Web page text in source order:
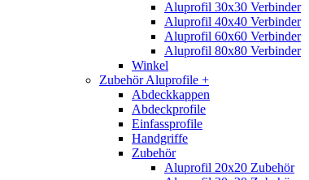
Aluprofil 30x30 Verbinder
Aluprofil 40x40 Verbinder
Aluprofil 60x60 Verbinder
Aluprofil 80x80 Verbinder
Winkel
Zubehör Aluprofile +
Abdeckkappen
Abdeckprofile
Einfassprofile
Handgriffe
Zubehör
Aluprofil 20x20 Zubehör